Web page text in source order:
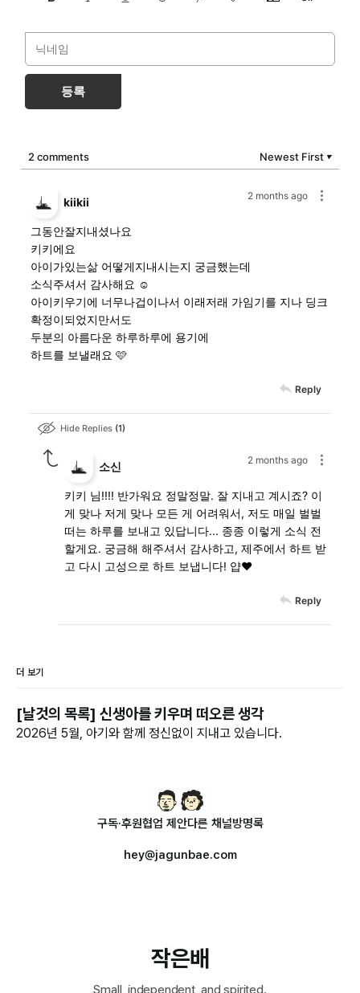
등록
2 comments Newest First ▼
2 months ago
kiikii
그동안잘지내셨나요
키키에요
아이가있는삶 어떻게지내시는지 궁금했는데
소식주셔서 감사해요 ☺️
아이키우기에 너무나겁이나서 이래저래 가임기를 지나 딩크
확정이되었지만서도
두분의 아름다운 하루하루에 용기에
하트를 보낼래요 🩷
Reply
Hide Replies 1
2 months ago
소신
키키 님!!!! 반가워요 정말정말. 잘 지내고 계시죠? 이
게 맞나 저게 맞나 모든 게 어려워서, 저도 매일 벌벌
떠는 하루를 보내고 있답니다... 종종 이렇게 소식 전
할게요. 궁금해 해주셔서 감사하고, 제주에서 하트 받
고 다시 고성으로 하트 보냅니다! 얍❤️
Reply
더 보기
[날것의 목록] 신생아를 키우며 떠오른 생각
2026년 5월, 아기와 함께 정신없이 지내고 있습니다.
구독·후원협업 제안다른 채널방명록
hey@jagunbae.com
작은배
Small, independent, and spirited.